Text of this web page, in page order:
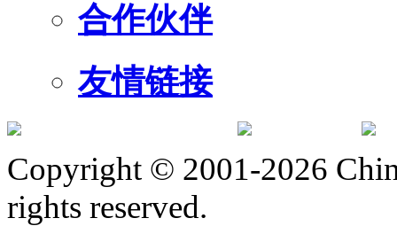
合作伙伴
友情链接
Copyright © 2001-2026
rights reserved.